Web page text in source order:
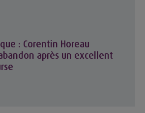
: Corentin Horeau
après un excellent